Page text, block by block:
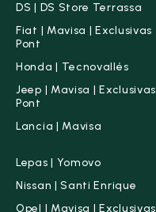
DS | DS Store Terrassa
Fiat | Mavisa | Exclusivas
Pont
Honda | Tecnovallés
Jeep | Mavisa | Exclusivas
Pont
Lancia | Mavisa
Lepas | Yomovo
Nissan | Santi Enrique
Opel | Mavisa | Exclusivas